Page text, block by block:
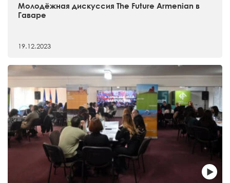
Молодёжная дискуссия The Future Armenian в
Гаваре
19.12.2023